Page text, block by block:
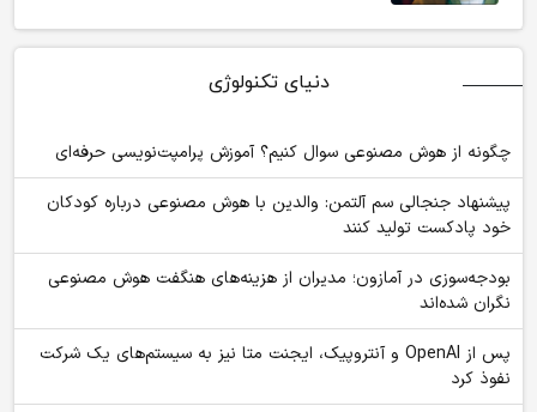
دنیای تکنولوژی
چگونه از هوش مصنوعی سوال کنیم؟ آموزش پرامپت‌نویسی حرفه‌ای
پیشنهاد جنجالی سم آلتمن: والدین با هوش مصنوعی درباره کودکان
خود پادکست تولید کنند
بودجه‌سوزی در آمازون؛ مدیران از هزینه‌های هنگفت هوش مصنوعی
نگران شده‌اند
پس از OpenAI و آنتروپیک، ایجنت متا نیز به سیستم‌های یک شرکت
نفوذ کرد